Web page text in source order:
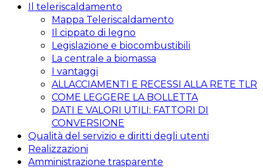
Il teleriscaldamento
Mappa Teleriscaldamento
Il cippato di legno
Legislazione e biocombustibili
La centrale a biomassa
I vantaggi
ALLACCIAMENTI E RECESSI ALLA RETE TLR
COME LEGGERE LA BOLLETTA
DATI E VALORI UTILI: FATTORI DI
CONVERSIONE
Qualità del servizio e diritti degli utenti
Realizzazioni
Amministrazione trasparente